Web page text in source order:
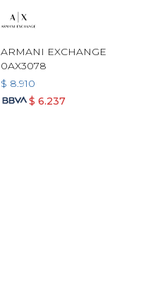
ARMANI EXCHANGE
0AX3078
$ 8.910
$ 6.237